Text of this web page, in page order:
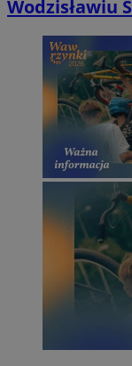
Wodzisławiu